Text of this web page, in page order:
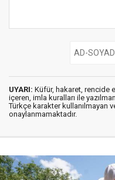
UYARI: Küfür, hakaret, rencide
içeren, imla kuralları ile
Türkçe karakter kullanılmayan
onaylanmamaktadır.